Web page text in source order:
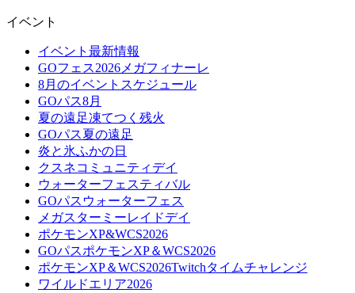
イベント
イベント最新情報
GOフェス2026メガフィナーレ
8月のイベントスケジュール
GOパス8月
夏の遠足凍てつく残火
GOパス夏の遠足
炎と氷ふかの日
クスネコミュニティデイ
ウォーターフェスティバル
GOパスウォーターフェス
メガスターミーレイドデイ
ポケモンXP&WCS2026
GOパスポケモンXP＆WCS2026
ポケモンXP＆WCS2026Twitchタイムチャレンジ
ワイルドエリア2026